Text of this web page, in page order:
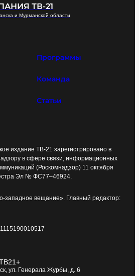
ТВ-21
и Мурманской области
Программы
Команда
Статьи
издание ТВ-21 зарегистрировано в
в сфере связи, информационных
(Роскомнадзор) 11 октября
Эл № ФС77–46924.
западное вещание». Главный редактор:
ул. Генерала Журбы, д. 6